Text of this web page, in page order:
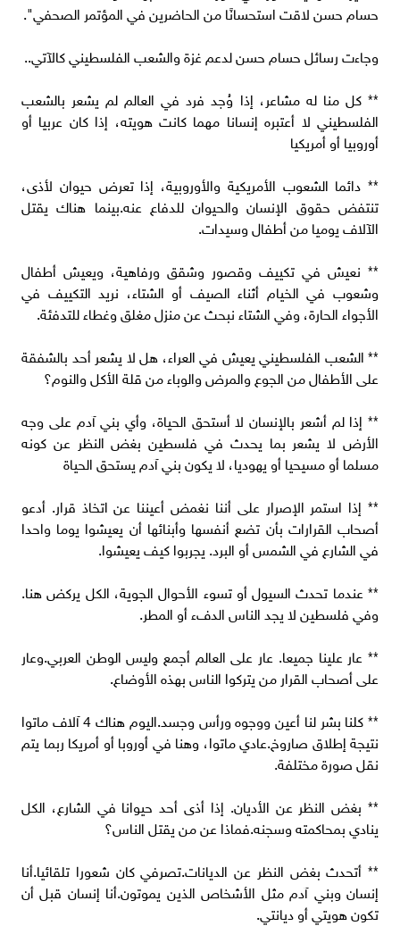
حسام حسن لاقت استحسانًا من الحاضرين في المؤتمر الصحفي".
وجاءت رسائل حسام حسن لدعم غزة والشعب الفلسطيني كالآتي..
** كل منا له مشاعر، إذا وُجد فرد في العالم لم يشعر بالشعب
الفلسطيني لا أعتبره إنسانا مهما كانت هويته، إذا كان عربيا أو
أوروبيا أو أمريكيا
** دائما الشعوب الأمريكية والأوروبية، إذا تعرض حيوان لأذى،
تنتفض حقوق الإنسان والحيوان للدفاع عنه.بينما هناك يقتل
الآلاف يوميا من أطفال وسيدات.
** نعيش في تكييف وقصور وشقق ورفاهية، ويعيش أطفال
وشعوب في الخيام أثناء الصيف أو الشتاء، نريد التكييف في
الأجواء الحارة، وفي الشتاء نبحث عن منزل مغلق وغطاء للتدفئة.
** الشعب الفلسطيني يعيش في العراء، هل لا يشعر أحد بالشفقة
على الأطفال من الجوع والمرض والوباء من قلة الأكل والنوم؟
** إذا لم أشعر بالإنسان لا أستحق الحياة، وأي بني آدم على وجه
الأرض لا يشعر بما يحدث في فلسطين بغض النظر عن كونه
مسلما أو مسيحيا أو يهوديا، لا يكون بني آدم يستحق الحياة
** إذا استمر الإصرار على أننا نغمض أعيننا عن اتخاذ قرار. أدعو
أصحاب القرارات بأن تضع أنفسها وأبنائها أن يعيشوا يوما واحدا
في الشارع في الشمس أو البرد. يجربوا كيف يعيشوا.
** عندما تحدث السيول أو تسوء الأحوال الجوية، الكل يركض هنا.
وفي فلسطين لا يجد الناس الدفء أو المطر.
** عار علينا جميعا. عار على العالم أجمع وليس الوطن العربي.وعار
على أصحاب القرار من يتركوا الناس بهذه الأوضاع.
** كلنا بشر لنا أعين ووجوه ورأس وجسد.اليوم هناك 4 آلاف ماتوا
نتيجة إطلاق صاروخ.عادي ماتوا، وهنا في أوروبا أو أمريكا ربما يتم
نقل صورة مختلفة.
** بغض النظر عن الأديان. إذا أذى أحد حيوانا في الشارع، الكل
ينادي بمحاكمته وسجنه.فماذا عن من يقتل الناس؟
** أتحدث بغض النظر عن الديانات.تصرفي كان شعورا تلقائيا.أنا
إنسان وبني آدم مثل الأشخاص الذين يموتون.أنا إنسان قبل أن
تكون هويتي أو ديانتي.